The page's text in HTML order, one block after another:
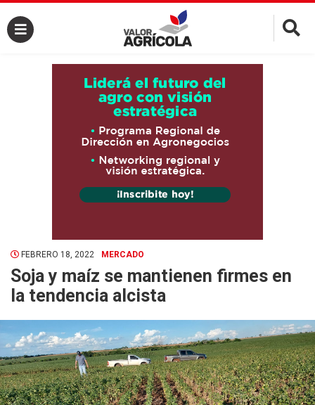
×
FEBRERO 18, 2022 MERCADO
Soja y maíz se mantienen firmes en
la tendencia alcista